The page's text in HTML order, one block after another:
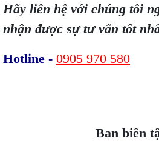
Hãy liên hệ với chúng tôi
nhận được sự tư vấn tốt
Hotline - 0905 970 580
Ban biên